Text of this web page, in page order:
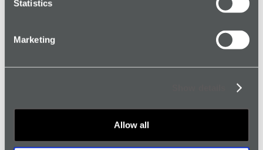
Statistics
Marketing
Allow all
Hurunterladbare